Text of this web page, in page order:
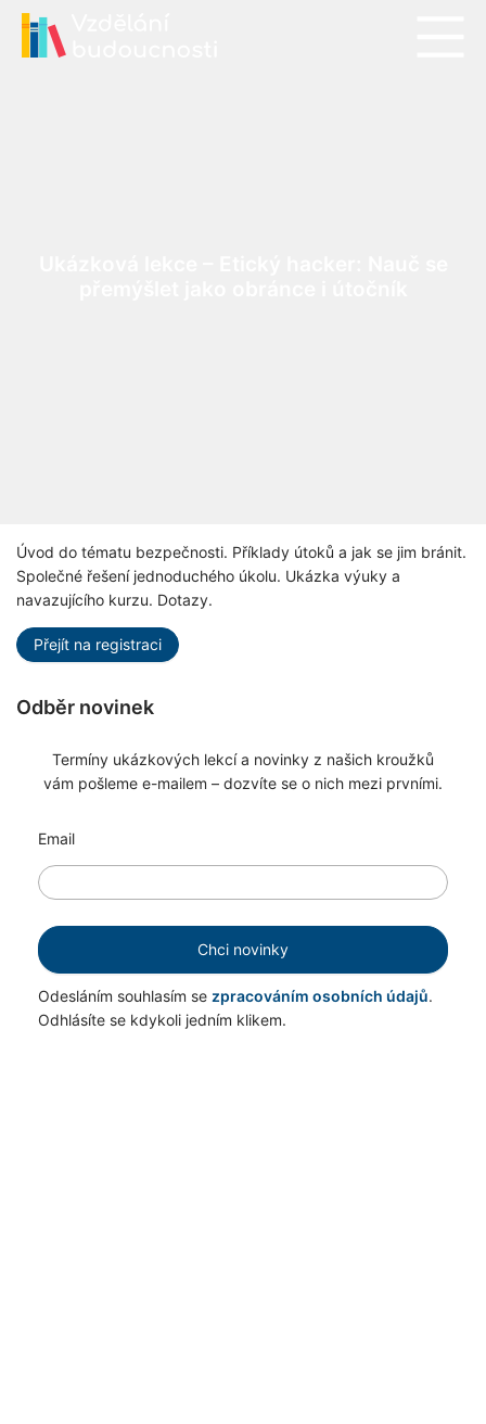
Úvod do tématu bezpečnosti. Příklady útoků a jak se jim bránit.
Společné řešení jednoduchého úkolu. Ukázka výuky a
navazujícího kurzu. Dotazy.
Přejít na registraci
Odběr novinek
Termíny ukázkových lekcí a novinky z našich kroužků
vám pošleme e-mailem – dozvíte se o nich mezi prvními.
Email
Chci novinky
Odesláním souhlasím se zpracováním osobních údajů.
Odhlásíte se kdykoli jedním klikem.